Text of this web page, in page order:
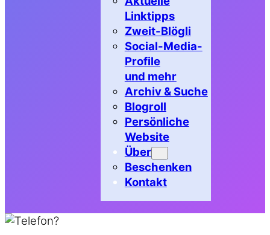
Linktipps
Zweit-Blögli
Social-Media-
Profile
und mehr
Archiv & Suche
Blogroll
Persönliche
Website
Über
Beschenken
Kontakt